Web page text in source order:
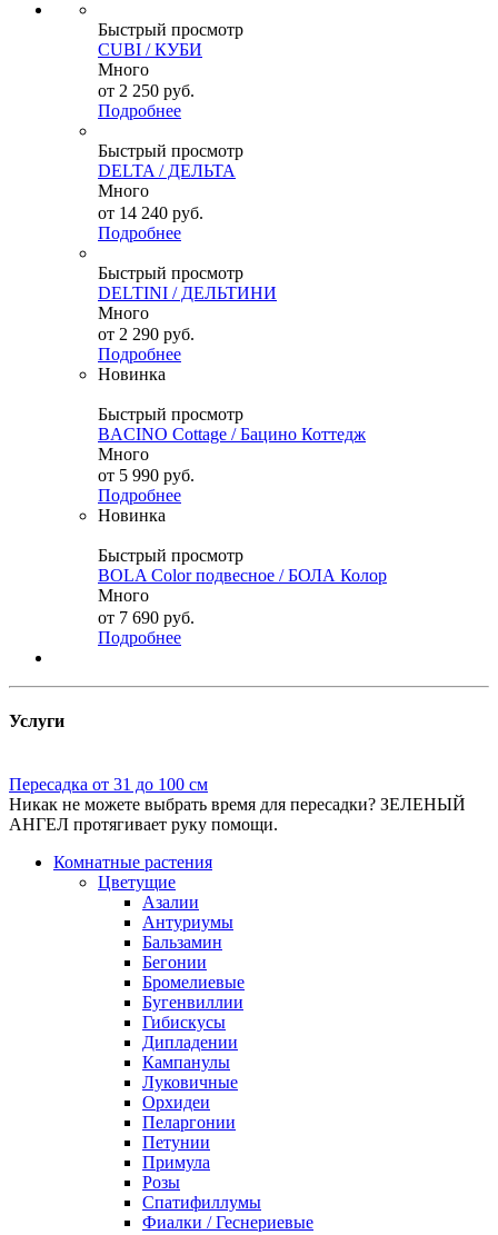
Быстрый просмотр
CUBI / КУБИ
Много
от 2 250 руб.
Подробнее
Быстрый просмотр
DELTA / ДЕЛЬТА
Много
от 14 240 руб.
Подробнее
Быстрый просмотр
DELTINI / ДЕЛЬТИНИ
Много
от 2 290 руб.
Подробнее
Новинка
Быстрый просмотр
BACINO Cottage / Бацино Коттедж
Много
от 5 990 руб.
Подробнее
Новинка
Быстрый просмотр
BOLA Color подвесное / БОЛА Колор
Много
от 7 690 руб.
Подробнее
Услуги
Пересадка от 31 до 100 см
Никак не можете выбрать время для пересадки? ЗЕЛЕНЫЙ
АНГЕЛ протягивает руку помощи.
Комнатные растения
Цветущие
Азалии
Антуриумы
Бальзамин
Бегонии
Бромелиевые
Бугенвиллии
Гибискусы
Дипладении
Кампанулы
Луковичные
Орхидеи
Пеларгонии
Петунии
Примула
Розы
Спатифиллумы
Фиалки / Геснериевые